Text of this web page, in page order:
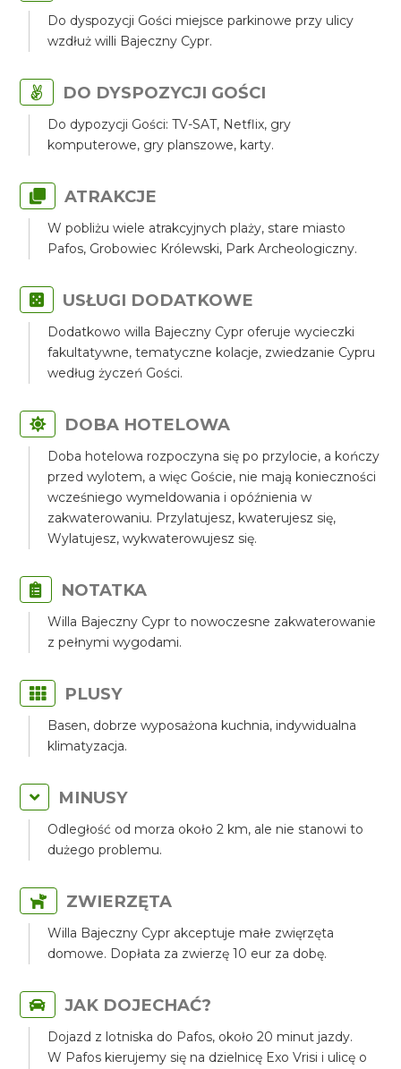
Do dyspozycji Gości miejsce parkinowe przy ulicy
wzdłuż willi Bajeczny Cypr.
DO DYSPOZYCJI GOŚCI
Do dypozycji Gości: TV-SAT, Netflix, gry
komputerowe, gry planszowe, karty.
ATRAKCJE
W pobliżu wiele atrakcyjnych plaży, stare miasto
Pafos, Grobowiec Królewski, Park Archeologiczny.
USŁUGI DODATKOWE
Dodatkowo willa Bajeczny Cypr oferuje wycieczki
fakultatywne, tematyczne kolacje, zwiedzanie Cypru
według życzeń Gości.
DOBA HOTELOWA
Doba hotelowa rozpoczyna się po przylocie, a kończy
przed wylotem, a więc Goście, nie mają konieczności
wcześniego wymeldowania i opóźnienia w
zakwaterowaniu. Przylatujesz, kwaterujesz się,
Wylatujesz, wykwaterowujesz się.
NOTATKA
Willa Bajeczny Cypr to nowoczesne zakwaterowanie
z pełnymi wygodami.
PLUSY
Basen, dobrze wyposażona kuchnia, indywidualna
klimatyzacja.
MINUSY
Odległość od morza około 2 km, ale nie stanowi to
dużego problemu.
ZWIERZĘTA
Willa Bajeczny Cypr akceptuje małe zwięrzęta
domowe. Dopłata za zwierzę 10 eur za dobę.
JAK DOJECHAĆ?
Dojazd z lotniska do Pafos, około 20 minut jazdy.
W Pafos kierujemy się na dzielnicę Exo Vrisi i ulicę o